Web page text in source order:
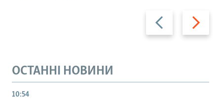
Назад Вперед
ОСТАННІ НОВИНИ
10:54